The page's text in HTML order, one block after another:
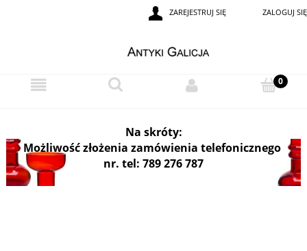
ZAREJESTRUJ SIĘ ZALOGUJ SIĘ
Na skróty:
Możliwość złożenia zamówienia telefonicznego
nr. tel: 789 276 787